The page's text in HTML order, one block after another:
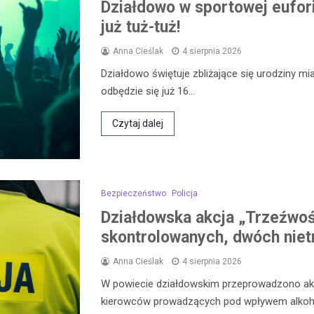
Działdowo w sportowej
już tuż-tuż!
Anna Cieślak 4 sierpnia 2026
Działdowo świętuje zbliżające się urodziny
odbędzie się już 16…
Czytaj dalej
Bezpieczeństwo Policja
Działdowska akcja
skontrolowanych, dwóch
Anna Cieślak 4 sierpnia 2026
W powiecie działdowskim przeprowadzono
kierowców prowadzących pod wpływem